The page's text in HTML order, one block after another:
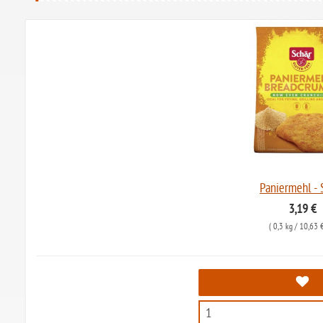
Paniermehl -
3,19 €
( 0,3 kg/ 10,63